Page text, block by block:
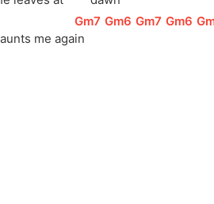
me aga
[
Gm7 ]
in
[
Gm6 ]
[
Gm7 ]
[
Gm6 ]
[